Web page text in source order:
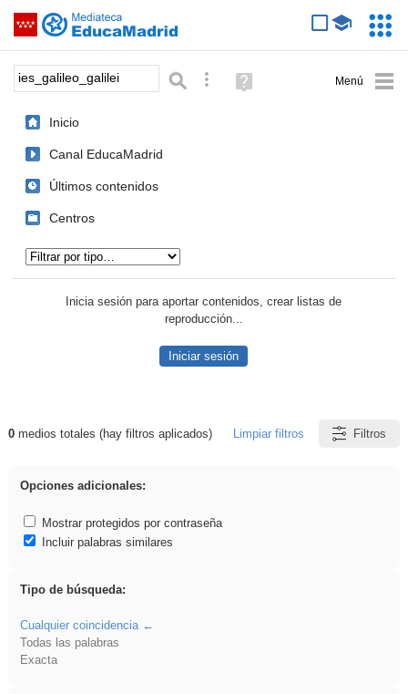
Saltar navegación
Palabra o frase: Búsqueda avanzada
Ayuda
(en
Inicio
Canal EducaMadrid
Últimos contenidos
Centros
Inicia sesión para aportar contenidos, crear listas de
reproducción...
Iniciar sesión
Resultados de: ies_galileo_galilei
0medios totales (hay filtros aplicados) Limpiar filtros Filtros
Opciones adicionales:
Mostrar protegidos por contraseña
Incluir palabras similares
Tipo de búsqueda:
Cualquier coincidencia
Todas las palabras
Exacta